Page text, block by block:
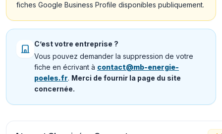
fiches Google Business Profile disponibles publiquement.
C’est votre entreprise ?
Vous pouvez demander la suppression de votre
fiche en écrivant à contact@mb-energie-
poeles.fr. Merci de fournir la page du site
concernée.